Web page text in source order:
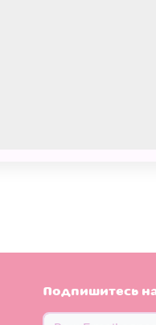
Подпишитесь